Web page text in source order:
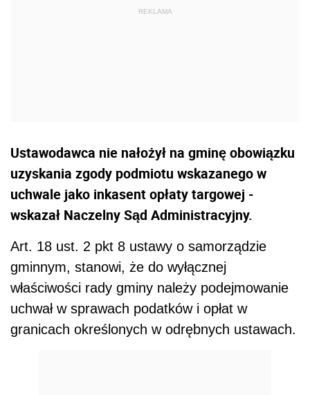
Ustawodawca nie nałożył na gminę obowiązku
uzyskania zgody podmiotu wskazanego w
uchwale jako inkasent opłaty targowej -
wskazał Naczelny Sąd Administracyjny.
Art. 18 ust. 2 pkt 8 ustawy o samorządzie
gminnym, stanowi, że do wyłącznej
właściwości rady gminy należy podejmowanie
uchwał w sprawach podatków i opłat w
granicach określonych w odrębnych ustawach.